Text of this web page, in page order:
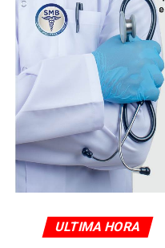
ULTIMA HORA